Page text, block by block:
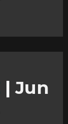
| Jun